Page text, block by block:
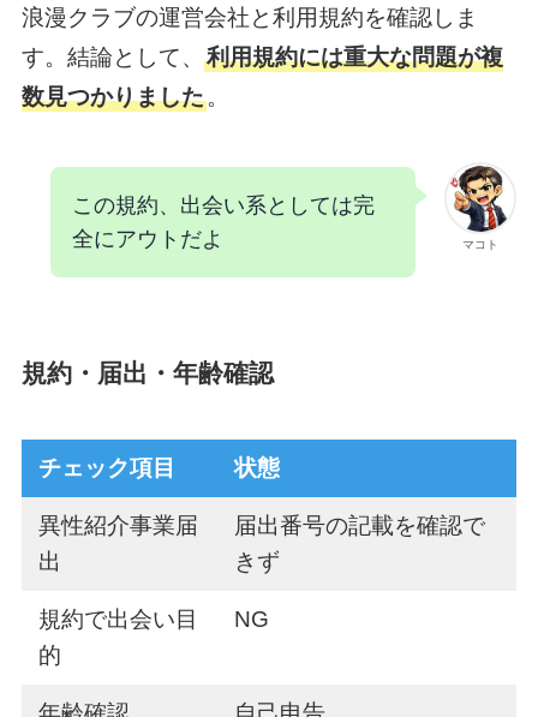
浪漫クラブの運営会社と利用規約を確認しま
す。結論として、 利用規約には重大な問題が複
数見つかりました。
マコト
この規約、出会い系としては完
全にアウトだよ
規約・届出・年齢確認
チェック項目 状態
異性紹介事業届
出
届出番号の記載を確認で
きず
規約で出会い目
的
NG